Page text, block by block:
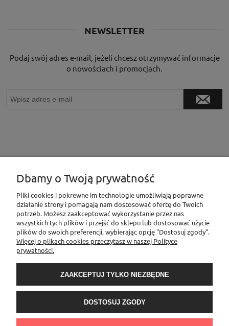
NEWSLETTER
Podaj swój adres e-mail, jeżeli chcesz otrzymywać informacje
o nowościach i promocjach.
INFORMACJE
MOJE KONTO
O NAS
Sklep Elementownia |Al. Niepodległości 76/78, 02-626 Warszawa, woj.
Dbamy o Twoją prywatność
Pliki cookies i pokrewne im technologie umożliwiają poprawne
działanie strony i pomagają nam dostosować ofertę do Twoich
potrzeb. Możesz zaakceptować wykorzystanie przez nas
wszystkich tych plików i przejść do sklepu lub dostosować użycie
plików do swoich preferencji, wybierając opcję "Dostosuj zgody".
Więcej o plikach cookies przeczytasz w naszej Polityce
prywatności.
ZAAKCEPTUJ TYLKO NIEZBĘDNE
DOSTOSUJ ZGODY